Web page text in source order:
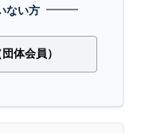
ない方
体会員）